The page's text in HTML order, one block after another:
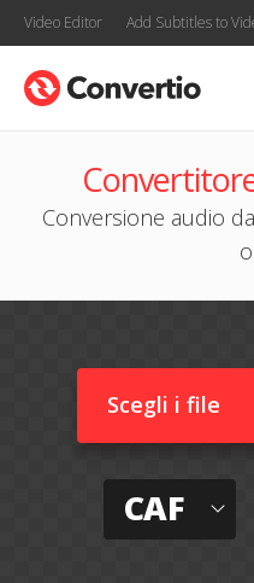
Video Editor Add Subtitles to
Conversione audio
Scegli i file
CAF